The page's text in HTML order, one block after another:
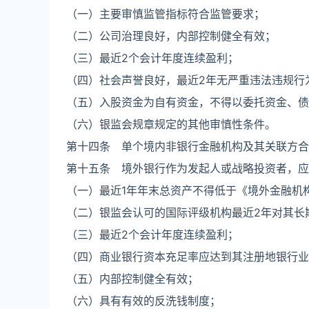
（一）主要审慎监管指标符合监管要求；
（二）公司治理良好，内部控制健全有效；
（三）最近2个会计年度连续盈利；
（四）社会声誉良好，最近2年无严重违法违规
（五）入股资金为自有资金，不得以委托资金、
（六）银监会规章规定的其他审慎性条件。
第十四条 单个境内非银行金融机构及其关联方
第十五条 境外银行作为发起人或战略投资者，
（一）最近1年年末总资产不得低于《境外金融
（二）银监会认可的国际评级机构最近2年对其
（三）最近2个会计年度连续盈利；
（四）商业银行资本充足率应达到其注册地银行
（五）内部控制健全有效；
（六）具有有效的反洗钱制度；